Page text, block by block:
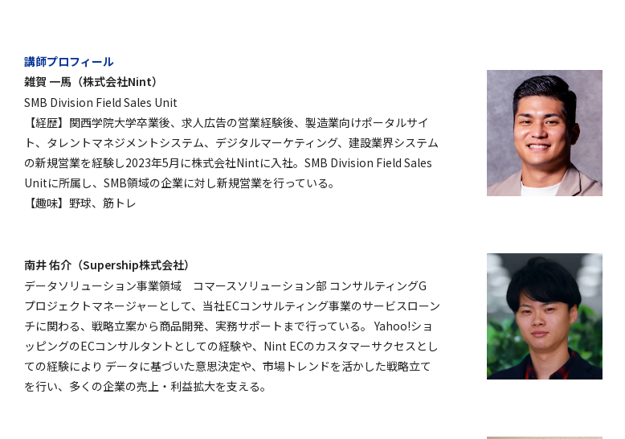
講師プロフィール
雑賀 一馬（株式会社Nint）
SMB Division Field Sales Unit
【経歴】関西学院大学卒業後、求人広告の営業経験後、製造業向けポータルサイ
ト、タレントマネジメントシステム、デジタルマーケティング、建設業界システム
の新規営業を経験し2023年5月に株式会社Nintに入社。SMB Division Field Sales
Unitに所属し、SMB領域の企業に対し新規営業を行っている。
【趣味】野球、筋トレ
南井 佑介（Supership株式会社）
データソリューション事業領域 コマースソリューション部 コンサルティングG
プロジェクトマネージャーとして、当社ECコンサルティング事業のサービスローン
チに関わる、戦略立案から商品開発、実務サポートまで行っている。 Yahoo!ショ
ッピングのECコンサルタントとしての経験や、Nint ECのカスタマーサクセスとし
ての経験により データに基づいた意思決定や、市場トレンドを活かした戦略立て
を行い、多くの企業の売上・利益拡大を支える。